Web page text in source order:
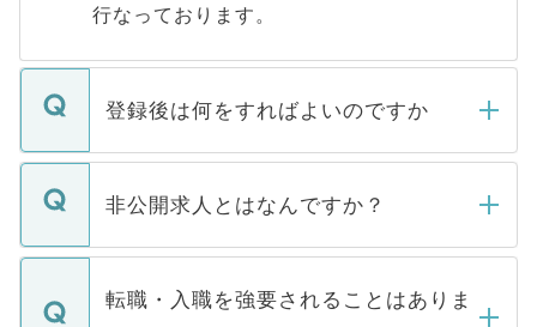
行なっております。
登録後は何をすればよいのですか
ご登録いただきましたら、弊社担当者がご
登録内容を確認し、その後メールもしくは
ます。通常、5営業日以内にはご連絡をせて
いただきますので、しばらくお待ちくださ
非公開求人とはなんですか？
マイナビDOCTORで取り扱っている求人の
うち約3割は、Webサイトからご覧いただ
転職・入職を強要されることはありま